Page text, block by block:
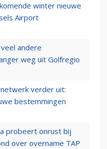
winter nieuwe
Airport
andere
weg uit Golfregio
verder uit:
bestemmingen
probeert onrust bij
over overname TAP